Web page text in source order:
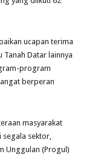
ucapan terima
Tanah Datar lainnya
program
berperan
masyarakat
sektor,
Unggulan (Progul)